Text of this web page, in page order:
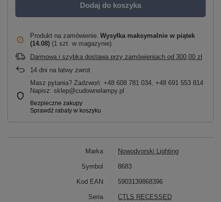
Dodaj do koszyka
Produkt na zamówienie Wysyłka maksymalnie w piątek
(14.08) (1 szt. w magazynie)
Darmowa i szybka dostawa przy zamówieniach od 300,00 zł
14 dni na łatwy zwrot
Masz pytania? Zadzwoń: +48 608 781 034, +48 691 553 814
Napisz: sklep@cudownelampy.pl
Marka Nowodvorski Lighting
Symbol 8683
Kod EAN 5903139868396
Seria
CTLS RECESSED